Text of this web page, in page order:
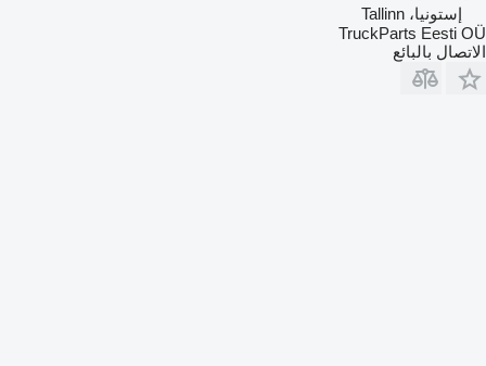
إستونيا، Tallinn
TruckParts Eesti OÜ
الاتصال بالبائع